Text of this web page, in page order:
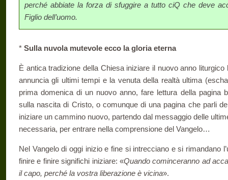
perché abbiate la forza di sfuggire a tutto ciQ che deve
Figlio dell’uomo.
* Sulla nuvola mutevole ecco la gloria eterna
È antica tradizione della Chiesa iniziare il nuovo anno
annuncia gli ultimi tempi e la ve­nuta della realtà ultima
prima domenica di un nuovo anno, fare lettura della pagina
sulla nascita di Cristo, o comunque di una pagina che parli
iniziare un cammino nuovo, partendo dal messaggio delle
necessaria, per entrare nella comprensione del Vangelo…
Nel Vangelo di oggi inizio e fine si intrecciano e si rimandano
finire e finire significhi ini­ziare: «Quando cominceranno ad
il capo, perché la vostra liberazione è vicina».